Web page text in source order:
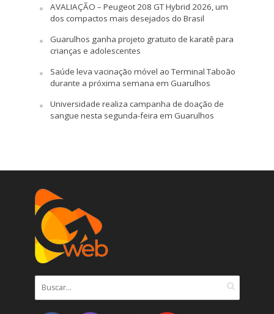
AVALIAÇÃO – Peugeot 208 GT Hybrid 2026, um
dos compactos mais desejados do Brasil
Guarulhos ganha projeto gratuito de karatê para
crianças e adolescentes
Saúde leva vacinação móvel ao Terminal Taboão
durante a próxima semana em Guarulhos
Universidade realiza campanha de doação de
sangue nesta segunda-feira em Guarulhos